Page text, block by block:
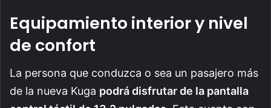
Equipamiento interior y nivel
de confort
La persona que conduzca o sea un pasajero más
de la nueva Kuga podrá disfrutar de la pantalla